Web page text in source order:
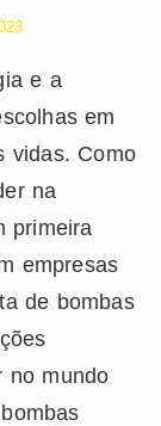
e a
em
vidas. Como
na
primeira
empresas
de bombas
no mundo